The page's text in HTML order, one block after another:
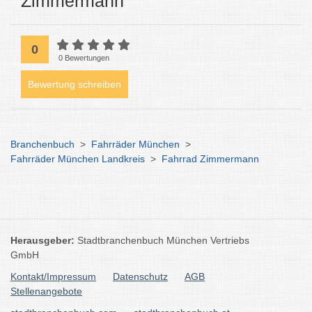
0
0 Bewertungen
Bewertung schreiben
Branchenbuch > Fahrräder München >
Fahrräder München Landkreis > Fahrrad Zimmermann
Herausgeber: Stadtbranchenbuch München Vertriebs
GmbH
Kontakt/Impressum
Datenschutz
AGB
Stellenangebote